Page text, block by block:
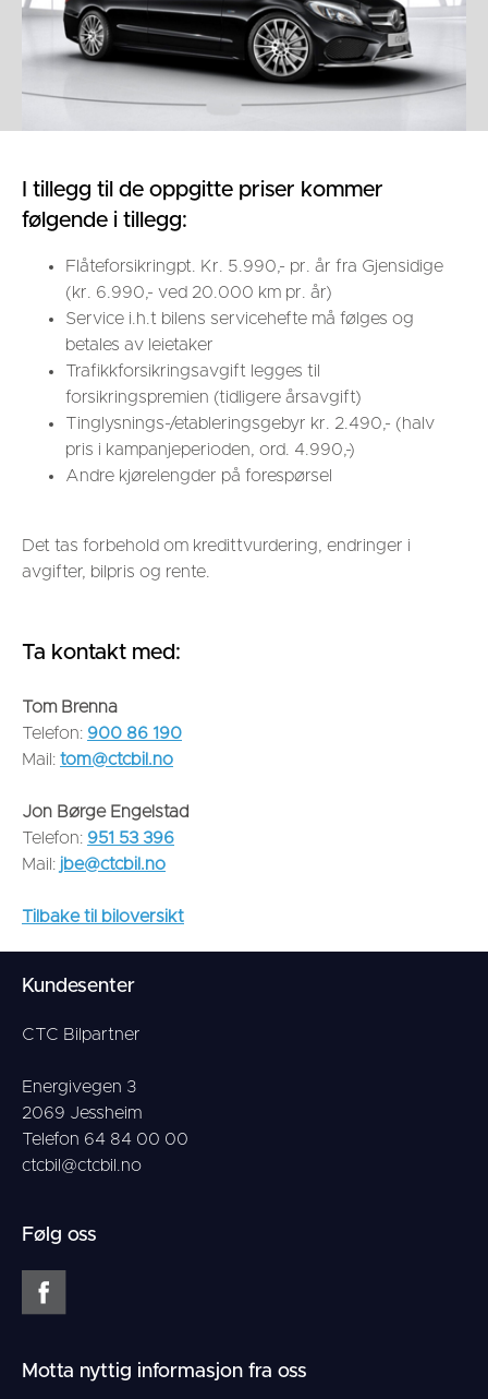
I tillegg til de oppgitte priser kommer
følgende i tillegg:
Flåteforsikringpt. Kr. 5.990,- pr. år fra Gjensidige
(kr. 6.990,- ved 20.000 km pr. år)
Service i.h.t bilens servicehefte må følges og
betales av leietaker
Trafikkforsikringsavgift legges til
forsikringspremien (tidligere årsavgift)
Tinglysnings-/etableringsgebyr kr. 2.490,- (halv
pris i kampanjeperioden, ord. 4.990,-)
Andre kjørelengder på forespørsel
Det tas forbehold om kredittvurdering, endringer i
avgifter, bilpris og rente.
Ta kontakt med:
Tom Brenna
Telefon: 900 86 190
Mail: tom@ctcbil.no
Jon Børge Engelstad
Telefon: 951 53 396
Mail: jbe@ctcbil.no
Tilbake til biloversikt
Kundesenter
CTC Bilpartner
Energivegen 3
2069 Jessheim
Telefon 64 84 00 00
ctcbil@ctcbil.no
Følg oss
Motta nyttig informasjon fra oss